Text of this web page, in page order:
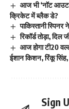
आज भी ‘नॉट आउट’
क्रिकेट में ब्लैक डे?
पाकिस्तानी
रिकॉर्ड तोड़ा, दिल
आज होगा टी20
ईशान किशन, रिंकू
Sign